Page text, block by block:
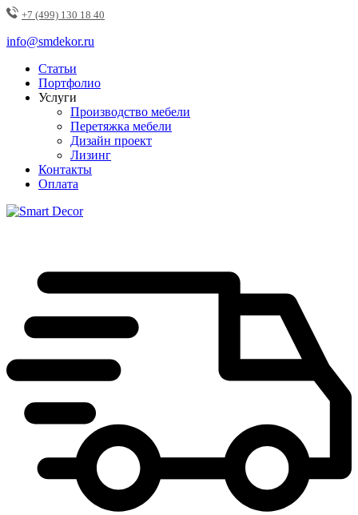
+7 (499) 130 18 40
info@smdekor.ru
Статьи
Портфолио
Услуги
Производство мебели
Перетяжка мебели
Дизайн проект
Лизинг
Контакты
Оплата